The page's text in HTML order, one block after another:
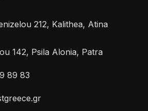
212, Kalithea, Atina
142, Psila Alonia, Patra
89 83